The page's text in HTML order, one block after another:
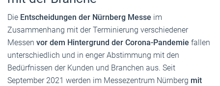
Die Entscheidungen der Nürnberg Messe im
Zusammenhang mit der Terminierung verschiedener
Messen vor dem Hintergrund der Corona-Pandemie fallen
unterschiedlich und in enger Abstimmung mit den
Bedürfnissen der Kunden und Branchen aus. Seit
September 2021 werden im Messezentrum Nürnberg mit